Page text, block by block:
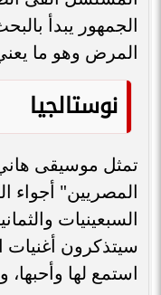
الجمهور يبدأ
المرض وهو ما
نوستالجيا
تمثل موسيقى
المصريين" أجواء
السبعينيات
سيتذكرون أغنيات
استمع لها